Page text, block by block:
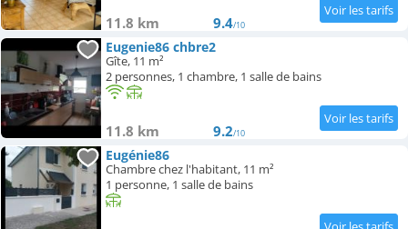
11.8 km 9.4/10
Eugenie86 chbre2
Gîte, 11 m²
2 personnes, 1 chambre, 1 salle de bains
11.8 km 9.2/10
Eugénie86
Chambre chez l'habitant, 11 m²
1 personne, 1 salle de bains